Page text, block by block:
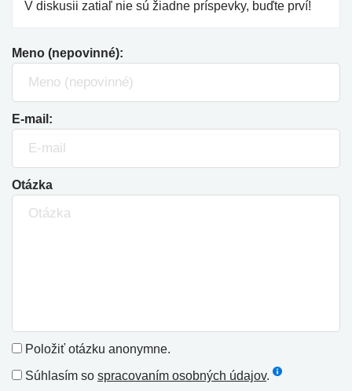
V diskusii zatiaľ nie sú žiadne príspevky, buďte prví!
Meno (nepovinné):
E-mail:
Otázka
Položiť otázku anonymne.
Súhlasím so spracovaním osobných údajov.